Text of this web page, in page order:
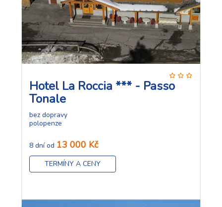
Hotel La Roccia *** - Passo
Tonale
bez dopravy
polopenze
8 dní od 13 000 Kč
TERMÍNY A CENY